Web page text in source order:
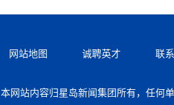
网站地图 诚聘英才 联
本网站内容归星岛新闻集团所有，任何